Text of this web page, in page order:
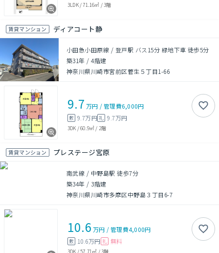
3LDK/71.16㎡ /3階
賃貸マンション ディアコート静
小田急小田原線 / 登戸駅 バス15分 緑地下車 徒歩5分
築31年 /4階建
神奈川県川崎市宮前区菅生５丁目1-66
9.7 万円 /管理費6,000円
敷 9.7万円礼 9.7万円
3DK /60.9㎡ / 2階
賃貸マンション プレステージ宮原
南武線 / 中野島駅 徒歩7分
築34年 / 3階建
神奈川県川崎市多摩区中野島３丁目6-7
10.6 万円 /管理費4,000円
敷 10.6万円 礼 無料
3DK /57.71㎡ /3階